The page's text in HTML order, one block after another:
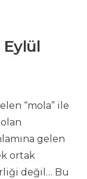
“mola” ile
gelen
ortak
değil… Bu